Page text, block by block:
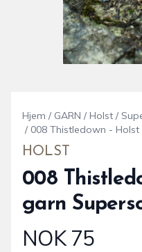
Hjem / GARN / Holst /
/ 008 Thistledown -
HOLST
008
garn
Produktdetaljer
NOK 75